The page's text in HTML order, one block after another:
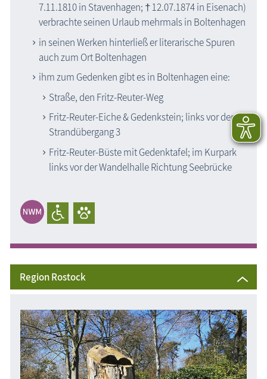
7.11.1810 in Stavenhagen; † 12.07.1874 in Eisenach)
verbrachte seinen Urlaub mehrmals in Boltenhagen
in seinen Werken hinterließ er literarische Spuren
auch zum Ort Boltenhagen
ihm zum Gedenken gibt es in Boltenhagen eine:
Straße, den Fritz-Reuter-Weg
Fritz-Reuter-Eiche & Gedenkstein; links vor dem
Strandübergang 3
Fritz-Reuter-Büste mit Gedenktafel; im Kurpark
links vor der Wandelhalle Richtung Seebrücke
Region Rostock